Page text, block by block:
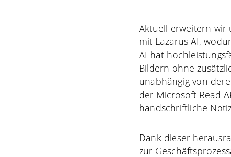
Aktuell erweitern wir
mit Lazarus AI,
AI hat
Bildern ohne
unabhängig von
der Microsoft Read
handschriftliche
Dank dieser
zur